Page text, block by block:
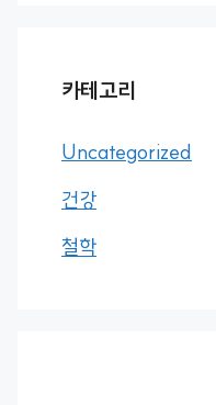
카테고리
Uncategorized
건강
철학